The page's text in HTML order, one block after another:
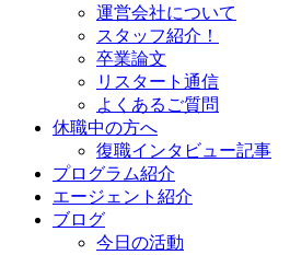
運営会社について
スタッフ紹介！
卒業論文
リスタート通信
よくあるご質問
休職中の方へ
復職インタビュー記事
プログラム紹介
エージェント紹介
ブログ
今日の活動